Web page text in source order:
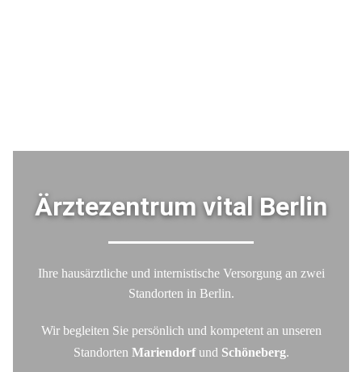
Ärztezentrum vital Berlin
Ihre hausärztliche und internistische Versorgung an zwei
Standorten in Berlin.
Wir begleiten Sie persönlich und kompetent an unseren
Standorten Mariendorfund Schöneberg.